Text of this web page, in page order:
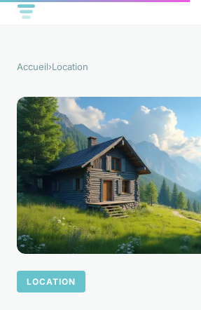
Accueil›Location
LOCATION